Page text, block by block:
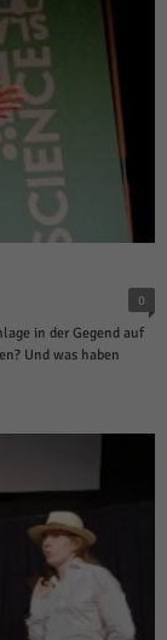
0
in der Gegend auf
Und was haben